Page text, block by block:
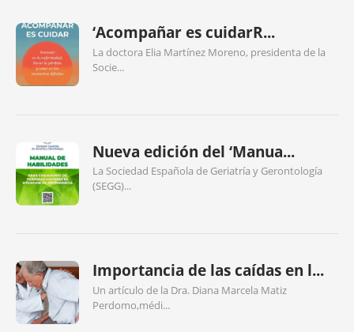
‘Acompañar es cuidarR...
La doctora Elia Martínez Moreno, presidenta de la
Socie...
Nueva edición del ‘Manua...
La Sociedad Española de Geriatría y Gerontología
(SEGG)...
Importancia de las caídas en l...
Un artículo de la Dra. Diana Marcela Matiz
Perdomo,médi...